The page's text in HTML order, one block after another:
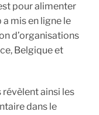
pour alimenter
mis en ligne le
d’organisations
Belgique et
ainsi les
dans le